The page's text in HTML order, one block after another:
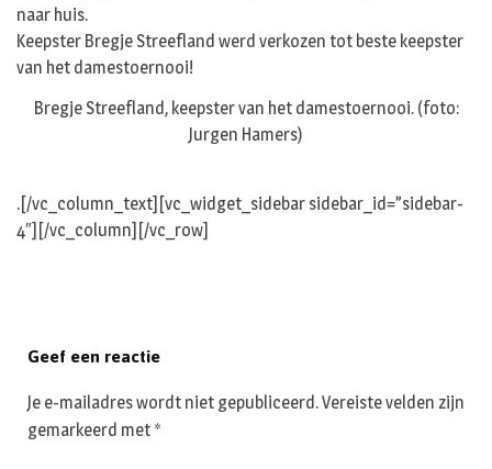
naar huis.
Keepster Bregje Streefland werd verkozen tot beste keepster
van het damestoernooi!
Bregje Streefland, keepster van het damestoernooi. (foto:
Jurgen Hamers)
.[/vc_column_text][vc_widget_sidebar sidebar_id=”sidebar-
4″][/vc_column][/vc_row]
Geef een reactie
Je e-mailadres wordt niet gepubliceerd.Vereiste velden zijn
gemarkeerd met *